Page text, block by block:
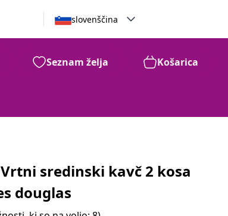
slovenščina
Seznam želja Košarica
sredinski kavč 2 kosa
douglas